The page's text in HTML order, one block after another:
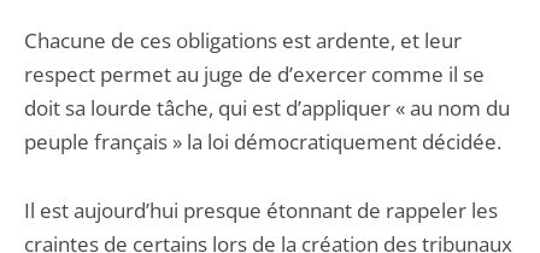
Chacune de ces obligations est ardente, et leur
respect permet au juge de d’exercer comme il se
doit sa lourde tâche, qui est d’appliquer « au nom du
peuple français » la loi démocratiquement décidée.
Il est aujourd’hui presque étonnant de rappeler les
craintes de certains lors de la création des tribunaux